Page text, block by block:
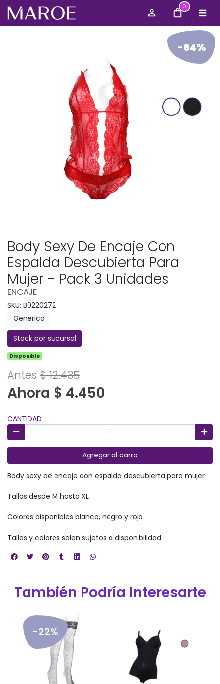
0
-64%
Body Sexy De Encaje Con
Espalda Descubierta Para
Mujer - Pack 3 Unidades
ENCAJE
SKU: B0220272
Generico
Stock por sucursal
Disponible
Antes $ 12.435
Ahora $ 4.450
CANTIDAD
Agregar al carro
Body sexy de encaje con espalda descubierta para mujer
Tallas desde M hasta XL
Colores disponibles blanco, negro y rojo
Tallas y colores salen sujetos a disponibilidad
También Podría Interesarte
-22%